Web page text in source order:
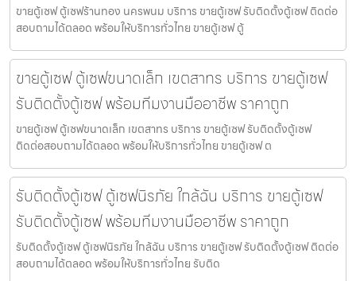
ขายตู้เซฟ ตู้เซฟร้านทอง นครพนม บริการ ขายตู้เซฟ รับติดตั้งตู้เซฟ ติดต่อ
สอบถามได้ตลอด พร้อมให้บริการทั่วไทย ขายตู้เซฟ ตู้
ขายตู้เซฟ ตู้เซฟขนาดเล็ก เขตสาทร บริการ ขายตู้เซฟ
รับติดตั้งตู้เซฟ พร้อมทีมงานมืออาชีพ ราคาถูก
ขายตู้เซฟ ตู้เซฟขนาดเล็ก เขตสาทร บริการ ขายตู้เซฟ รับติดตั้งตู้เซฟ
ติดต่อสอบถามได้ตลอด พร้อมให้บริการทั่วไทย ขายตู้เซฟ ต
รับติดตั้งตู้เซฟ ตู้เซฟนิรภัย ใกล้ฉัน บริการ ขายตู้เซฟ
รับติดตั้งตู้เซฟ พร้อมทีมงานมืออาชีพ ราคาถูก
รับติดตั้งตู้เซฟ ตู้เซฟนิรภัย ใกล้ฉัน บริการ ขายตู้เซฟ รับติดตั้งตู้เซฟ ติดต่อ
สอบถามได้ตลอด พร้อมให้บริการทั่วไทย รับติด